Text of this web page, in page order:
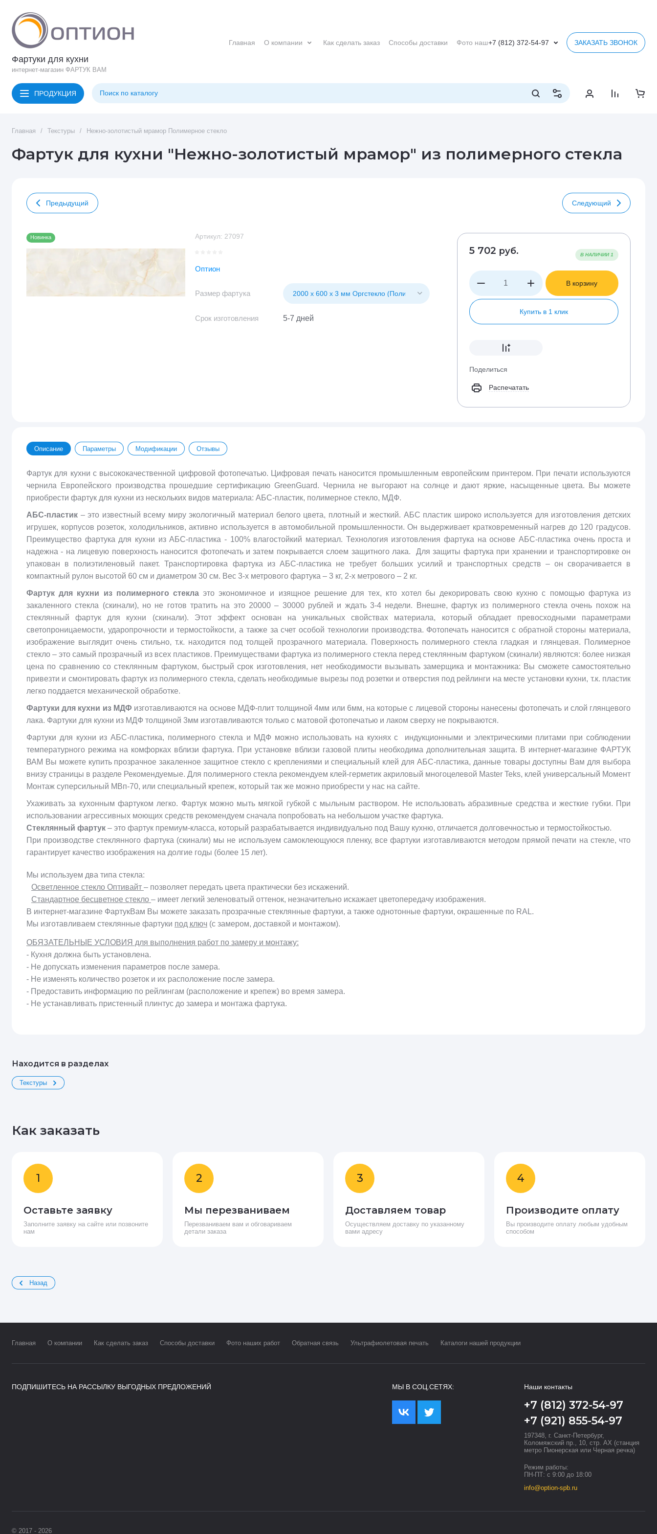
Фартуки для кухни
интернет-магазин ФАРТУК ВАМ
Главная О компании Как сделать заказ Способы доставки Фото наших работ Обратная связь Ультрафиолетовая
+7 (812) 372-54-97 ЗАКАЗАТЬ ЗВОНОК
ПРОДУКЦИЯ
Главная / Текстуры / Нежно-золотистый мрамор Полимерное стекло
Фартук для кухни "Нежно-золотистый мрамор" из полимерного стекла
Предыдущий Следующий
Новинка Артикул: 27097
Оптион
Размер фартука
Срок изготовления 5-7 дней
В НАЛИЧИИ 1
5 702 руб.
В корзину
Купить в 1 клик
Поделиться
Распечатать
Описание Параметры Модификации Отзывы
Фартук для кухни с высококачественной цифровой фотопечатью. Цифровая печать наносится промышленным европейским принтером. При печати используются
чернила Европейского производства прошедшие сертификацию GreenGuard. Чернила не выгорают на солнце и дают яркие, насыщенные цвета. Вы можете
приобрести фартук для кухни из нескольких видов материала: АБС-пластик, полимерное стекло, МДФ.
АБС-пластик – это известный всему миру экологичный материал белого цвета, плотный и жесткий. АБС пластик широко используется для изготовления детских
игрушек, корпусов розеток, холодильников, активно используется в автомобильной промышленности. Он выдерживает кратковременный нагрев до 120 градусов.
Преимущество фартука для кухни из АБС-пластика - 100% влагостойкий материал. Технология изготовления фартука на основе АБС-пластика очень проста и
надежна - на лицевую поверхность наносится фотопечать и затем покрывается слоем защитного лака. Для защиты фартука при хранении и транспортировке он
упакован в полиэтиленовый пакет. Транспортировка фартука из АБС-пластика не требует больших усилий и транспортных средств – он сворачивается в
компактный рулон высотой 60 см и диаметром 30 см. Вес 3-х метрового фартука – 3 кг, 2-х метрового – 2 кг.
Фартук для кухни из полимерного стеклаэто экономичное и изящное решение для тех, кто хотел бы декорировать свою кухню с помощью фартука из
закаленного стекла (скинали), но не готов тратить на это 20000 – 30000 рублей и ждать 3-4 недели. Внешне, фартук из полимерного стекла очень похож на
стеклянный фартук для кухни (скинали). Этот эффект основан на уникальных свойствах материала, который обладает превосходными параметрами
светопроницаемости, ударопрочности и термостойкости, а также за счет особой технологии производства. Фотопечать наносится с обратной стороны материала,
изображение выглядит очень стильно, т.к. находится под толщей прозрачного материала. Поверхность полимерного стекла гладкая и глянцевая. Полимерное
стекло – это самый прозрачный из всех пластиков. Преимуществами фартука из полимерного стекла перед стеклянным фартуком (скинали) являются: более низкая
цена по сравнению со стеклянным фартуком, быстрый срок изготовления, нет необходимости вызывать замерщика и монтажника: Вы сможете самостоятельно
привезти и смонтировать фартук из полимерного стекла, сделать необходимые вырезы под розетки и отверстия под рейлинги на месте установки кухни, т.к. пластик
легко поддается механической обработке.
Фартуки для кухни из МДФ изготавливаются на основе МДФ-плит толщиной 4мм или 6мм, на которые с лицевой стороны нанесены фотопечать и слой глянцевого
лака. Фартуки для кухни из МДФ толщиной 3мм изготавливаются только с матовой фотопечатью и лаком сверху не покрываются.
Фартуки для кухни из АБС-пластика, полимерного стекла и МДФ можно использовать на кухнях с индукционными и электрическими плитами при соблюдении
температурного режима на комфорках вблизи фартука. При установке вблизи газовой плиты необходима дополнительная защита. В интернет-магазине ФАРТУК
ВАМ Вы можете купить прозрачное закаленное защитное стекло с креплениями и специальный клей для АБС-пластика, данные товары доступны Вам для выбора
внизу страницы в разделе Рекомендуемые. Для полимерного стекла рекомендуем клей-герметик акриловый многоцелевой Master Teks, клей универсальный Момент
Монтаж суперсильный МВп-70, или специальный крепеж, который так же можно приобрести у нас на сайте.
Ухаживать за кухонным фартуком легко. Фартук можно мыть мягкой губкой с мыльным раствором. Не использовать абразивные средства и жесткие губки. При
использовании агрессивных моющих средств рекомендуем сначала попробовать на небольшом участке фартука.
Стеклянный фартук – это фартук премиум-класса, который разрабатывается индивидуально под Вашу кухню, отличается долговечностью и термостойкостью.
При производстве стеклянного фартука (скинали) мы не используем самоклеющуюся пленку, все фартуки изготавливаются методом прямой печати на стекле, что
гарантирует качество изображения на долгие годы (более 15 лет).
Мы используем два типа стекла:
Осветленное стекло Оптивайт – позволяет передать цвета практически без искажений.
Стандартное бесцветное стекло – имеет легкий зеленоватый оттенок, незначительно искажает цветопередачу изображения.
В интернет-магазине ФартукВам Вы можете заказать прозрачные стеклянные фартуки, а также однотонные фартуки, окрашенные по RAL.
Мы изготавливаем стеклянные фартуки под ключ (с замером, доставкой и монтажом).
ОБЯЗАТЕЛЬНЫЕ УСЛОВИЯ для выполнения работ по замеру и монтажу:
- Кухня должна быть установлена.
- Не допускать изменения параметров после замера.
- Не изменять количество розеток и их расположение после замера.
- Предоставить информацию по рейлингам (расположение и крепеж) во время замера.
- Не устанавливать пристенный плинтус до замера и монтажа фартука.
Находится в разделах
Текстуры
Как заказать
1
Оставьте заявку
Заполните заявку на сайте или позвоните
нам
2
Мы перезваниваем
Перезваниваем вам и обговариваем
детали заказа
3
Доставляем товар
Осуществляем доставку по указанному
вами адресу
4
Производите оплату
Вы производите оплату любым удобным
способом
Назад
Главная О компании Как сделать заказ Способы доставки Фото наших работ Обратная связь Ультрафиолетовая печать Каталоги нашей продукции
ПОДПИШИТЕСЬ НА РАССЫЛКУ ВЫГОДНЫХ ПРЕДЛОЖЕНИЙ МЫ В СОЦ.СЕТЯХ: Наши контакты
+7 (812) 372-54-97
+7 (921) 855-54-97
197348, г. Санкт-Петербург,
Коломяжский пр., 10, стр. АХ (станция
метро Пионерская или Черная речка)
Режим работы:
ПН-ПТ: с 9:00 до 18:00
info@option-spb.ru
© 2017 - 2026